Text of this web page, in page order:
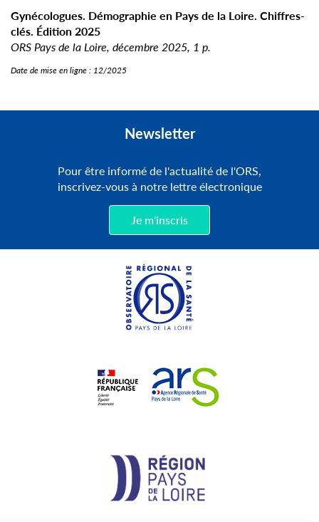
Gynécologues. Démographie en Pays de la Loire. Chiffres-
clés. Édition 2025
ORS Pays de la Loire, décembre 2025, 1 p.
Date de mise en ligne : 12/2025
Newsletter
Pour être informé de l'actualité de l'ORS,
inscrivez-vous à notre lettre électronique
Je m'inscris